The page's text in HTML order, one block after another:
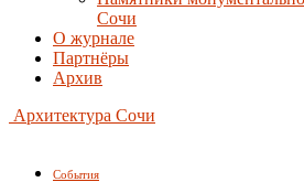
Сочи
О журнале
Партнёры
Архив
Архитектура Сочи
События